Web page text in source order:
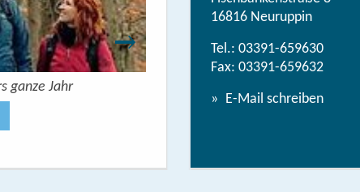
ganze Jahr
16816 Neuruppin
Tel.: 03391-659630
Fax: 03391-659632
E-Mail schreiben